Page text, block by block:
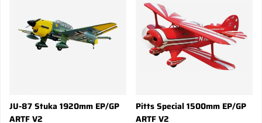
JU-87 Stuka 1920mm EP/GP
ARTF V2
Pitts Special 1500mm EP/GP
ARTF V2